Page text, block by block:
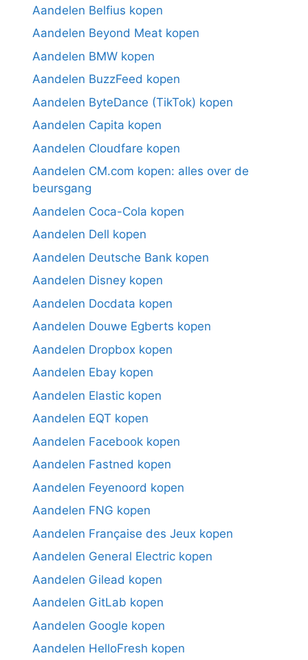
Aandelen Belfius kopen
Aandelen Beyond Meat kopen
Aandelen BMW kopen
Aandelen BuzzFeed kopen
Aandelen ByteDance (TikTok) kopen
Aandelen Capita kopen
Aandelen Cloudfare kopen
Aandelen CM.com kopen: alles over de
beursgang
Aandelen Coca-Cola kopen
Aandelen Dell kopen
Aandelen Deutsche Bank kopen
Aandelen Disney kopen
Aandelen Docdata kopen
Aandelen Douwe Egberts kopen
Aandelen Dropbox kopen
Aandelen Ebay kopen
Aandelen Elastic kopen
Aandelen EQT kopen
Aandelen Facebook kopen
Aandelen Fastned kopen
Aandelen Feyenoord kopen
Aandelen FNG kopen
Aandelen Française des Jeux kopen
Aandelen General Electric kopen
Aandelen Gilead kopen
Aandelen GitLab kopen
Aandelen Google kopen
Aandelen HelloFresh kopen